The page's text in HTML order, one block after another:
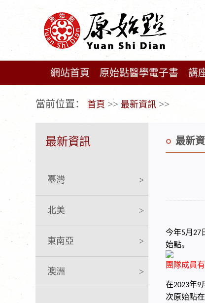
網站首頁 原始點醫學電子書 講
當前位置： 首頁 >> 最新資訊 >>
最新資訊
臺灣 >
北美 >
東南亞 >
澳洲 >
最新
今年5月27
始點。
團隊成員
在2023年9
次原始點